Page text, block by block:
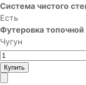
Система чистого
Есть
Футеровка
Чугун